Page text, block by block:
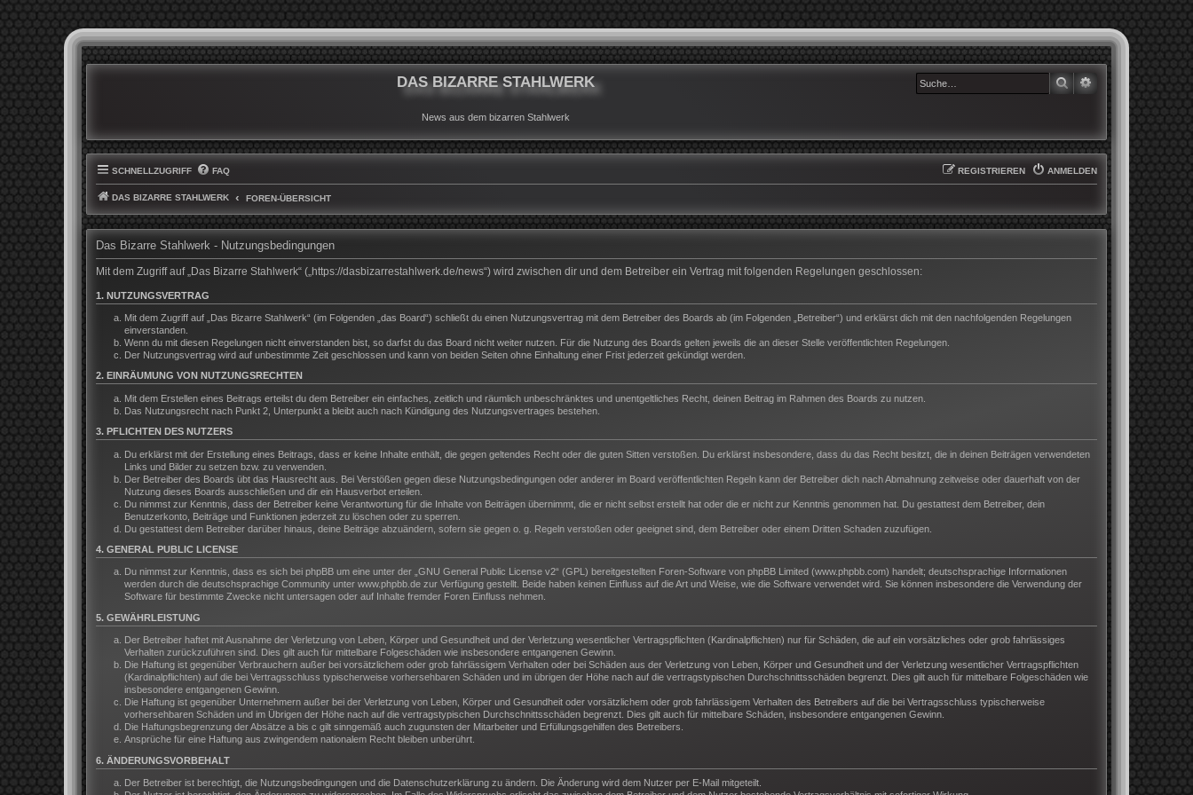
DAS BIZARRE STAHLWERK
News aus dem bizarren Stahlwerk
SUCHE
SCHNELLZUGRIFF FAQ ANMELDEN
REGISTRIEREN
DAS BIZARRE STAHLWERK FOREN-ÜBERSICHT
Das Bizarre Stahlwerk - Nutzungsbedingungen
Mit dem Zugriff auf „Das Bizarre Stahlwerk“ („https://dasbizarrestahlwerk.de/news“) wird zwischen dir und dem Betreiber ein Vertrag mit folgenden Regelungen geschlossen:
1. NUTZUNGSVERTRAG
Mit dem Zugriff auf „Das Bizarre Stahlwerk“ (im Folgenden „das Board“) schließt du einen Nutzungsvertrag mit dem Betreiber des Boards ab (im Folgenden „Betreiber“) und erklärst dich mit den nachfolgenden Regelungen
einverstanden.
Wenn du mit diesen Regelungen nicht einverstanden bist, so darfst du das Board nicht weiter nutzen. Für die Nutzung des Boards gelten jeweils die an dieser Stelle veröffentlichten Regelungen.
Der Nutzungsvertrag wird auf unbestimmte Zeit geschlossen und kann von beiden Seiten ohne Einhaltung einer Frist jederzeit gekündigt werden.
2. EINRÄUMUNG VON NUTZUNGSRECHTEN
Mit dem Erstellen eines Beitrags erteilst du dem Betreiber ein einfaches, zeitlich und räumlich unbeschränktes und unentgeltliches Recht, deinen Beitrag im Rahmen des Boards zu nutzen.
Das Nutzungsrecht nach Punkt 2, Unterpunkt a bleibt auch nach Kündigung des Nutzungsvertrages bestehen.
3. PFLICHTEN DES NUTZERS
Du erklärst mit der Erstellung eines Beitrags, dass er keine Inhalte enthält, die gegen geltendes Recht oder die guten Sitten verstoßen. Du erklärst insbesondere, dass du das Recht besitzt, die in deinen Beiträgen verwendeten
Links und Bilder zu setzen bzw. zu verwenden.
Der Betreiber des Boards übt das Hausrecht aus. Bei Verstößen gegen diese Nutzungsbedingungen oder anderer im Board veröffentlichten Regeln kann der Betreiber dich nach Abmahnung zeitweise oder dauerhaft von der
Nutzung dieses Boards ausschließen und dir ein Hausverbot erteilen.
Du nimmst zur Kenntnis, dass der Betreiber keine Verantwortung für die Inhalte von Beiträgen übernimmt, die er nicht selbst erstellt hat oder die er nicht zur Kenntnis genommen hat. Du gestattest dem Betreiber, dein
Benutzerkonto, Beiträge und Funktionen jederzeit zu löschen oder zu sperren.
Du gestattest dem Betreiber darüber hinaus, deine Beiträge abzuändern, sofern sie gegen o. g. Regeln verstoßen oder geeignet sind, dem Betreiber oder einem Dritten Schaden zuzufügen.
4. GENERAL PUBLIC LICENSE
Du nimmst zur Kenntnis, dass es sich bei phpBB um eine unter der „GNU General Public License v2“ (GPL) bereitgestellten Foren-Software von phpBB Limited (www.phpbb.com) handelt; deutschsprachige Informationen
werden durch die deutschsprachige Community unter www.phpbb.de zur Verfügung gestellt. Beide haben keinen Einfluss auf die Art und Weise, wie die Software verwendet wird. Sie können insbesondere die Verwendung der
Software für bestimmte Zwecke nicht untersagen oder auf Inhalte fremder Foren Einfluss nehmen.
5. GEWÄHRLEISTUNG
Der Betreiber haftet mit Ausnahme der Verletzung von Leben, Körper und Gesundheit und der Verletzung wesentlicher Vertragspflichten (Kardinalpflichten) nur für Schäden, die auf ein vorsätzliches oder grob fahrlässiges
Verhalten zurückzuführen sind. Dies gilt auch für mittelbare Folgeschäden wie insbesondere entgangenen Gewinn.
Die Haftung ist gegenüber Verbrauchern außer bei vorsätzlichem oder grob fahrlässigem Verhalten oder bei Schäden aus der Verletzung von Leben, Körper und Gesundheit und der Verletzung wesentlicher Vertragspflichten
(Kardinalpflichten) auf die bei Vertragsschluss typischerweise vorhersehbaren Schäden und im übrigen der Höhe nach auf die vertragstypischen Durchschnittsschäden begrenzt. Dies gilt auch für mittelbare Folgeschäden wie
insbesondere entgangenen Gewinn.
Die Haftung ist gegenüber Unternehmern außer bei der Verletzung von Leben, Körper und Gesundheit oder vorsätzlichem oder grob fahrlässigem Verhalten des Betreibers auf die bei Vertragsschluss typischerweise
vorhersehbaren Schäden und im Übrigen der Höhe nach auf die vertragstypischen Durchschnittsschäden begrenzt. Dies gilt auch für mittelbare Schäden, insbesondere entgangenen Gewinn.
Die Haftungsbegrenzung der Absätze a bis c gilt sinngemäß auch zugunsten der Mitarbeiter und Erfüllungsgehilfen des Betreibers.
Ansprüche für eine Haftung aus zwingendem nationalem Recht bleiben unberührt.
6. ÄNDERUNGSVORBEHALT
Der Betreiber ist berechtigt, die Nutzungsbedingungen und die Datenschutzerklärung zu ändern. Die Änderung wird dem Nutzer per E-Mail mitgeteilt.